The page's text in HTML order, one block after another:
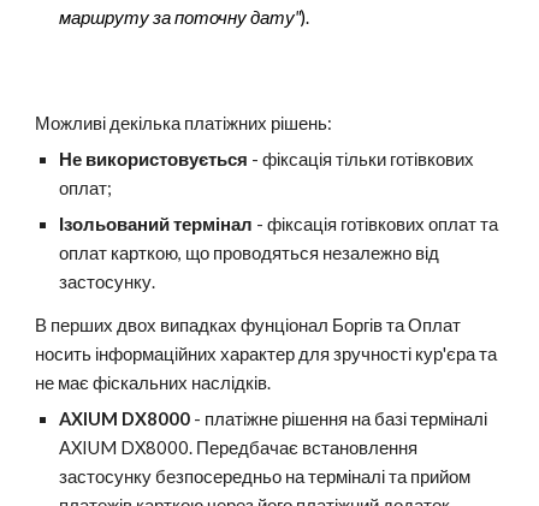
маршруту за поточну дату").
Можливі декілька платіжних рішень:
Не використовується - фіксація тільки готівкових
оплат;
Ізольований термінал - фіксація готівкових оплат та
оплат карткою, що проводяться незалежно від
застосунку.
В перших двох випадках фунціонал Боргів та Оплат
носить інформаційних характер для зручності кур'єра та
не має фіскальних наслідків.
AXIUM DX8000 - платіжне рішення на базі терміналі
AXIUM DX8000. Передбачає встановлення
застосунку безпосередньо на терміналі та прийом